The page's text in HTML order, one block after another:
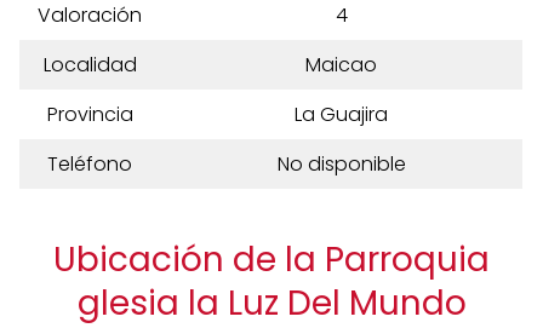
Valoración
4
Localidad
Maicao
Provincia
La Guajira
Teléfono
No disponible
Ubicación de la Parroquia
glesia la Luz Del Mundo